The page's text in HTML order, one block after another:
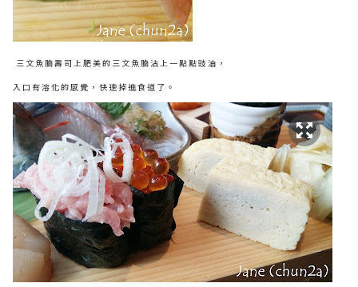
三文魚腩壽司上肥美的三文魚腩沾上一點點豉油，
入口有溶化的感覺，快速掉進食道了。